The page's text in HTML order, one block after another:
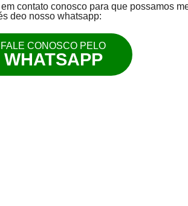
contato conosco para que possamos
deo nosso whatsapp:
FALE CONOSCO PELO
WHATSAPP